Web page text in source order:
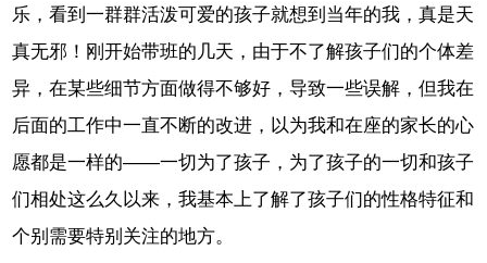
乐，看到一群群活泼可爱的孩子就想到当年的我，真是天
真无邪！刚开始带班的几天，由于不了解孩子们的个体差
异，在某些细节方面做得不够好，导致一些误解，但我在
后面的工作中一直不断的改进，以为我和在座的家长的心
愿都是一样的――一切为了孩子，为了孩子的一切和孩子
们相处这么久以来，我基本上了解了孩子们的性格特征和
个别需要特别关注的地方。